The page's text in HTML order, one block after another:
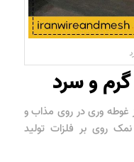
گرم و سرد
غوطه وری در روی مذاب و
روی بر فلزات تولید